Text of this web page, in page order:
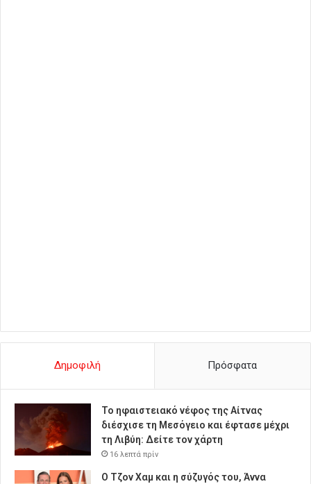
Δημοφιλή Πρόσφατα
Το ηφαιστειακό νέφος της Αίτνας
διέσχισε τη Μεσόγειο και έφτασε μέχρι
τη Λιβύη: Δείτε τον χάρτη
16 λεπτά πρίν
Ο Τζον Χαμ και η σύζυγός του, Άννα